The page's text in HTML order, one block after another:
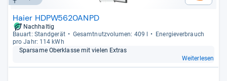
Haier HDPW5620ANPD
Nachhaltig
Bau­art: Stand­ge­rät
Gesamt­nutz­vo­lu­men: 409 l
Ener­gie­ver­brauch
pro Jahr: 114 kWh
Spar­same Ober­klasse mit vie­len Extras
Weiterlesen